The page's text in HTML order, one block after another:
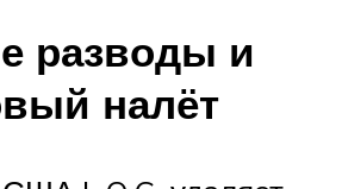
разводы и
налёт